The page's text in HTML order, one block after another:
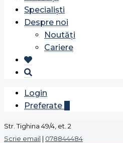
Specialiști
Despre noi
Noutăți
Cariere
Login
Preferate
Str. Tighina 49/4, et. 2
Scrie email | 078844484